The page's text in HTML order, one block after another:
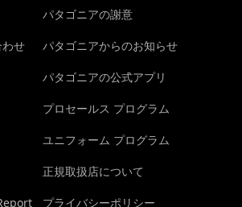
せ
パタゴニアの謝意
パタゴニアからのお知らせ
パタゴニアの公式アプリ
プロセールス プログラム
ユニフォーム プログラム
正規取扱店について
プライバシーポリシー